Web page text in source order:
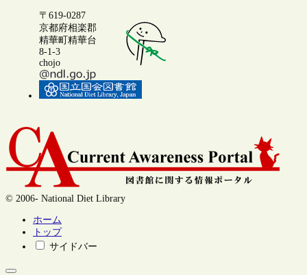
〒619-0287
京都府相楽郡
精華町精華台
8-1-3
chojo
© 2006- National Diet Library
ホーム
トップ
サイドバー